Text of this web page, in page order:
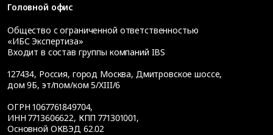
Головной офис
Общество с ограниченной ответственностью
«ИБС Экспертиза»
Входит в состав группы компаний IBS
127434, Россия, город Москва, Дмитровское шоссе,
дом 9Б, эт/пом/ком 5/XIII/6
ОГРН 1067761849704,
ИНН 7713606622, КПП 771301001,
Основной ОКВЭД 62.02